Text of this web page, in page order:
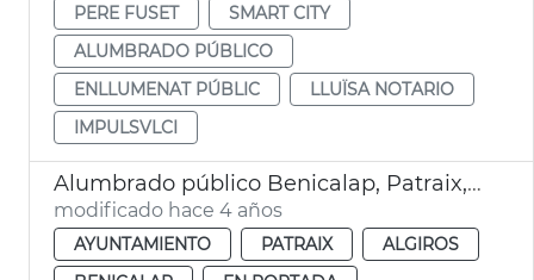
PERE FUSET
SMART CITY
ALUMBRADO PÚBLICO
ENLLUMENAT PÚBLIC
LLUÏSA NOTARIO
IMPULSVLCI
Alumbrado público Benicalap, Patraix, Camins al Grau y Ciutat Jardí
modificado hace 4 años
AYUNTAMIENTO PATRAIX
ALGIROS